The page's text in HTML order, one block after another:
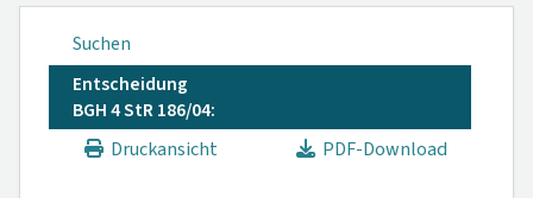
Suchen
Entscheidung
BGH 4 StR 186/04:
Druckansicht
PDF-Download